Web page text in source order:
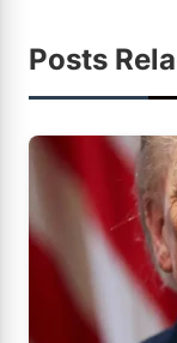
Posts